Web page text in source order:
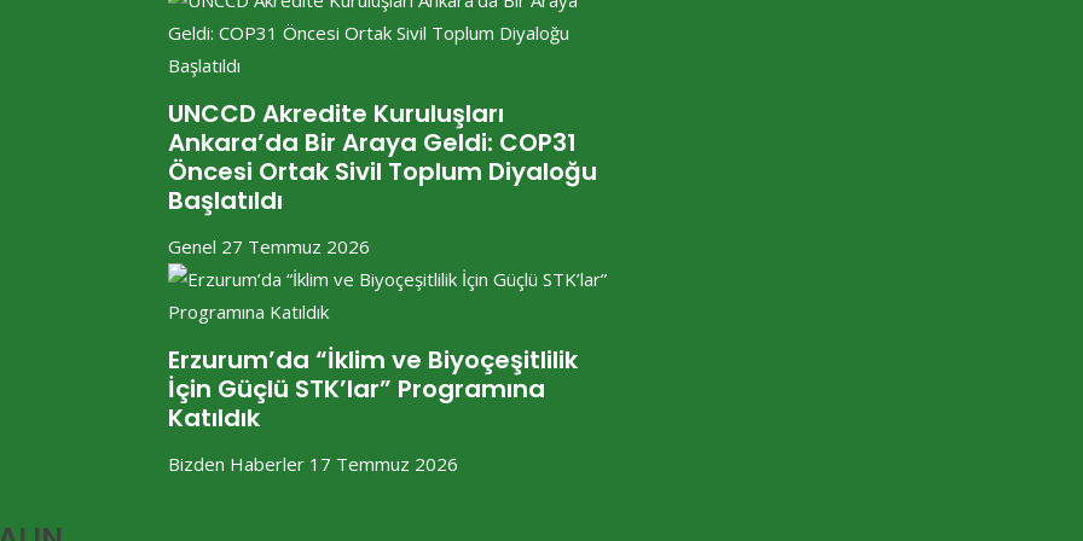
UNCCD Akredite Kuruluşları
Ankara’da Bir Araya Geldi: COP31
Öncesi Ortak Sivil Toplum Diyaloğu
Başlatıldı
Genel 27 Temmuz 2026
Erzurum’da “İklim ve Biyoçeşitlilik
İçin Güçlü STK’lar” Programına
Katıldık
Bizden Haberler 17 Temmuz 2026